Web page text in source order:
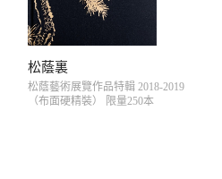
松蔭裏
松蔭藝術展覽作品特輯 2018-2019
（布面硬精裝） 限量250本